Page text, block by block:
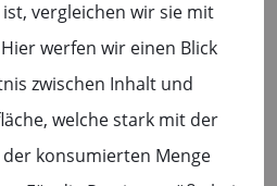
vergleichen wir sie mit
werfen wir einen Blick
zwischen Inhalt und
welche stark mit der
konsumierten Menge